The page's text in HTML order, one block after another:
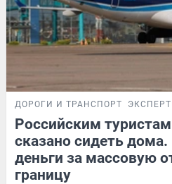
ДОРОГИ И ТРАНСПОРТ ЭКСПЕРТ
Российским
сказано сидеть
деньги за массовую
границу